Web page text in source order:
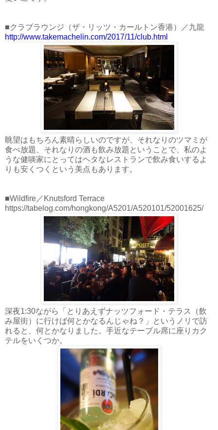
■クラブラウンジ（ザ・リッツ・カールトン香港）／九龍
http://www.takemachelin.com/2017/11/club.html
眺望はもちろん素晴らしいのですが、それなりのツマミが
食べ放題、それなりの酒も飲み放題ということで、私のよ
うな健啖家にとってはヘタなレストランで飲み食いするよ
りも安くつくという美点もあります。
■Wildfire／Knutsford Terrace
https://tabelog.com/hongkong/A5201/A520101/52001625/
深夜1:30ながら「とりあえずナッツフォード・テラス（飲
み屋街）に行けば何とかなるんじゃね？」というノリで訪
れると、何とかなりました。手近なテーブル席に座りカク
テルをいくつか。